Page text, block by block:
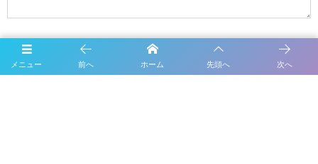
Name
メニュー 前へ ホーム 先頭へ 次へ